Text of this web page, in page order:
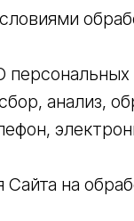
анализ,
Сайта на